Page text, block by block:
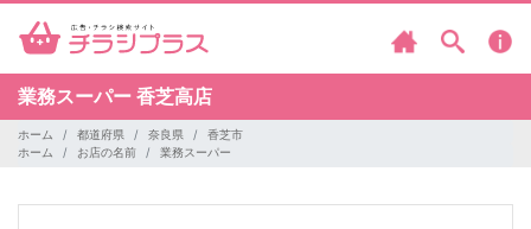
業務スーパー 香芝高店
ホーム 都道府県 奈良県
香芝市
ホーム
お店の名前 業務スーパー